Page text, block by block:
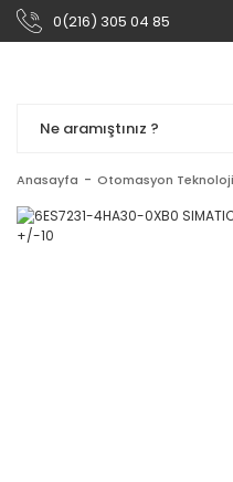
0(216) 305 04 85
Anasayfa Otomasyon